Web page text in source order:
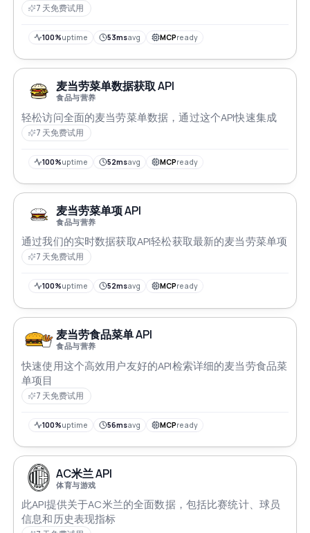
7 天免费试用
100%uptime 53msavg MCPready
麦当劳菜单数据获取 API
食品与营养
轻松访问全面的麦当劳菜单数据，通过这个API快速集成
7 天免费试用
100%uptime 52msavg MCPready
麦当劳菜单项 API
食品与营养
通过我们的实时数据获取API轻松获取最新的麦当劳菜单项
7 天免费试用
100%uptime 52msavg MCPready
麦当劳食品菜单 API
食品与营养
快速使用这个高效用户友好的API检索详细的麦当劳食品菜
单项目
7 天免费试用
100%uptime 56msavg MCPready
AC米兰 API
体育与游戏
此API提供关于AC米兰的全面数据，包括比赛统计、球员
信息和历史表现指标